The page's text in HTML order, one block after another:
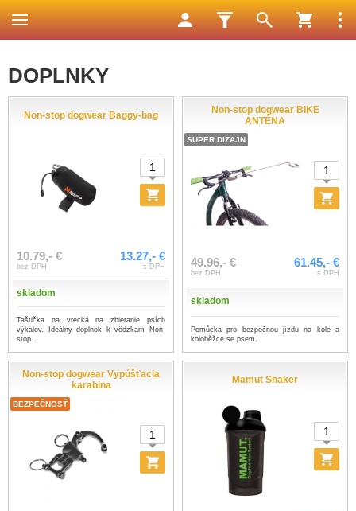
DOPLNKY
Non-stop dogwear Baggy-bag
10.79,- €
bez DPH
13.27,- €
s DPH
skladom
Taštička na vrecká na zbieranie psích
výkalov. Ideálny doplnok k vôdzkam Non-
stop.
Non-stop dogwear BIKE
ANTÉNA
SUPER DIZAJN
49.96,- €
bez DPH
61.45,- €
s DPH
skladom
Pomůcka pro bezpečnou jízdu na kole a
koloběžce se psem.
Non-stop dogwear Vypúšťacia
karabina
BEZPEČNOSŤ
Mamut Shaker